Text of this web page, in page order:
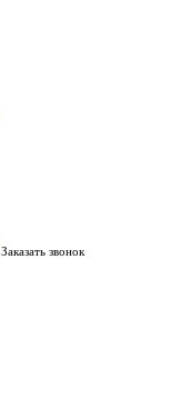
Заказать звонок